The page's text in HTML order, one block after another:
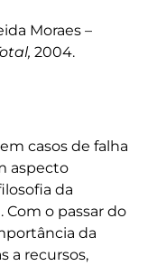
Moraes –
2004.
casos de falha
aspecto
da
Com o passar do
da
a recursos,